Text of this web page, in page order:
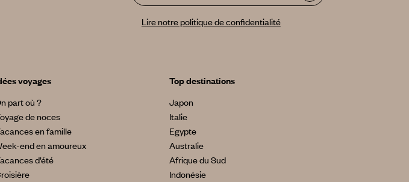
Lire notre politique de confidentialité
voyages
part où ?
de noces
en famille
end en amoureux
d’été
Top destinations
Japon
Italie
Egypte
Australie
Afrique du Sud
Indonésie